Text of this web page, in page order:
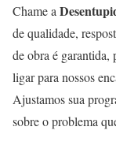
Chame a
de qualidade,
de obra é garantida,
ligar para nossos
Ajustamos sua
sobre o problema